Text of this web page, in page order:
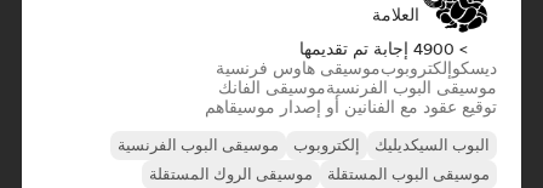
العلامة
> 4900 إجابة تم تقديمها
ديسكوإلكتروبوبموسيقى هاوس فرنسية
موسيقى البوب الفرنسيةموسيقى الفانك
توقيع عقود مع الفنانين أو إصدار موسيقاهم
البوب السيكديليك إلكتروبوب
موسيقى البوب الفرنسية
موسيقى البوب المستقلة
موسيقى الروك المستقلة